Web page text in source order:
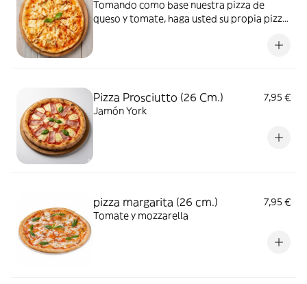
Tomando como base nuestra pizza de
queso y tomate, haga usted su propia pizza
Pizza Prosciutto (26 Cm.)
7,95 €
Jamón York
pizza margarita (26 cm.)
7,95 €
Tomate y mozzarella